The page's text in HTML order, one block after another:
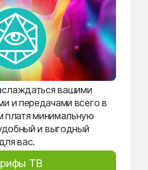
вашими
и передачами всего в
платя минимальную
и выгодный
вас.
ТВ